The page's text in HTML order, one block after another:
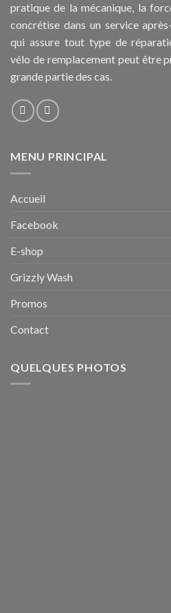
pratique de la mécanique, la
concrétise dans un service
qui assure tout type de
vélo de remplacement peut être
grande partie des cas.
MENU PRINCIPAL
Accueil
Facebook
E-shop
Grizzly Wash
Promos
Contact
QUELQUES PHOTOS